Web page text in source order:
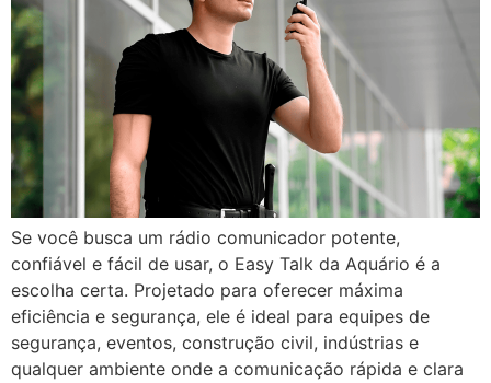
Se você busca um rádio comunicador potente,
confiável e fácil de usar, o Easy Talk da Aquário é a
escolha certa. Projetado para oferecer máxima
eficiência e segurança, ele é ideal para equipes de
segurança, eventos, construção civil, indústrias e
qualquer ambiente onde a comunicação rápida e clara